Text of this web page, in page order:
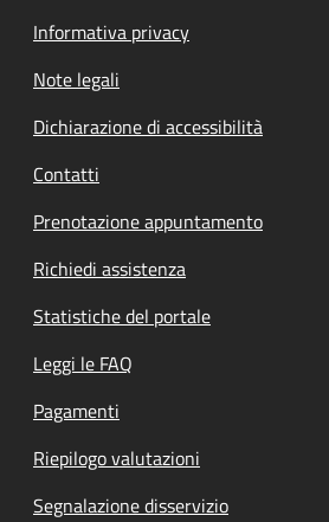
Informativa privacy
Note legali
Dichiarazione di accessibilità
Contatti
Prenotazione appuntamento
Richiedi assistenza
Statistiche del portale
Leggi le FAQ
Pagamenti
Riepilogo valutazioni
Segnalazione disservizio